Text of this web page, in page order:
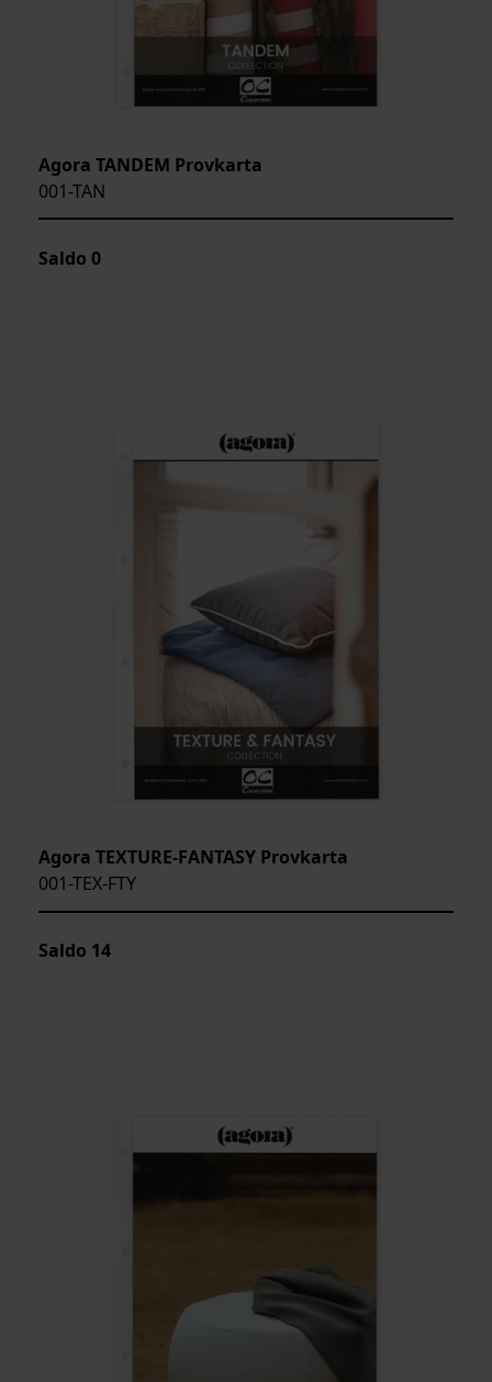
Agora TANDEM Provkarta
001-TAN
Saldo 0
Agora TEXTURE-FANTASY Provkarta
001-TEX-FTY
Saldo 14